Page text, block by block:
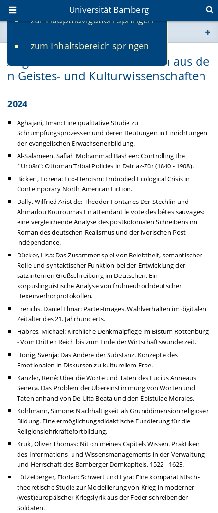
zur Hauptnavigation springen
zum Inhaltsbereich springen
Universität Bamberg
www.uni-bamberg.de
univis.uni-bamberg.de
Abgeschlossene Promotionen aus de
n Geistes- und Kulturwissenschaften
2024
Aghajani, Iman: Eine qualitative Studie zu
Schrumpfungsprozessen und deren Deutungen in Einrichtungen
der evangelischen Erwachsenenbildung.
Al-Salameen, Safiah Mohammad Basheer: Controlling the
“'Urbān”: Ottoman Tribal Policies in Dair az-Zūr (1840 - 1908).
Bickert, Lorena: Eco-Heroism: Embodied Ecological Crisis in
Contemporary North American Fiction.
Dally, Wilfried Aristide: Theodor Fontanes Der Stechlin und
Ahmadou Kouroumas En attendant le vote des bêtes sauvages:
eine vergleichende Analyse des postkolonialen Schreibens im
Roman des deutschen Realismus und der ivorischen Post-
indépendance.
Dücker, Lisa: Das Zusammenspiel von Belebtheit, semantischer
Rolle und syntaktischer Funktion bei der Entwicklung der
satzinternen Großschreibung im Deutschen. Ein
korpuslinguistische Analyse von frühneuhochdeutschen
Hexenverhörprotokollen.
Frerichs, Daniel Elmar: Partei-Images. Wahlverhalten im digitalen
Zeitalter des 21. Jahrhunderts.
Habres, Michael: Kirchliche Denkmalpflege im Bistum Rottenburg
- Vom Dritten Reich bis zum Ende der Wirtschaftswunderzeit.
Hönig, Svenja: Das Andere der Substanz. Konzepte des
Emotionalen in Diskursen zu kulturellem Erbe.
Kanzler, René: Über die Worte und Taten des Lucius Anneaus
Seneca. Das Problem der Übereinstimmung von Worten und
Taten anhand von De Uita Beata und den Epistulae Morales.
Kohlmann, Simone: Nachhaltigkeit als Grunddimension religiöser
Bildung. Eine ermöglichungsdidaktische Fundierung für die
Religionslehrkräftefortbildung.
Kruk, Oliver Thomas: Nit on meines Capitels Wissen. Praktiken
des Informations- und Wissensmanagements in der Verwaltung
und Herrschaft des Bamberger Domkapitels, 1522 - 1623.
Lützelberger, Florian: Schwert und Lyra: Eine komparatistisch-
theoretische Studie zur Modellierung von Krieg in moderner
(west)europäischer Kriegslyrik aus der Feder schreibender
Soldaten.